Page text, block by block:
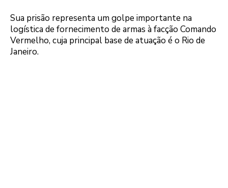
Sua prisão representa um golpe importante na
logística de fornecimento de armas à facção Comando
Vermelho, cuja principal base de atuação é o Rio de
Janeiro.